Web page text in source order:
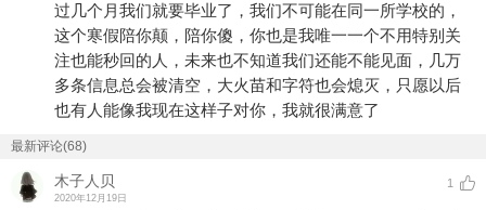
过几个月我们就要毕业了，我们不可能在同一所学校的，
这个寒假陪你颠，陪你傻，你也是我唯一一个不用特别关
注也能秒回的人，未来也不知道我们还能不能见面，几万
多条信息总会被清空，大火苗和字符也会熄灭，只愿以后
也有人能像我现在这样子对你，我就很满意了
最新评论(68)
木子人贝
2020年12月19日
1